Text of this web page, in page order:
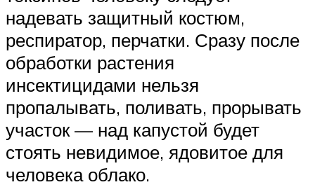
надевать защитный костюм,
респиратор, перчатки. Сразу после
обработки растения
инсектицидами нельзя
пропалывать, поливать, прорывать
участок — над капустой будет
стоять невидимое, ядовитое для
человека облако.